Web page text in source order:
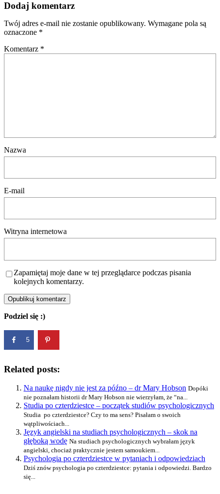
Dodaj komentarz
Twój adres e-mail nie zostanie opublikowany. Wymagane pola są
oznaczone *
Komentarz *
Nazwa
E-mail
Witryna internetowa
Zapamiętaj moje dane w tej przeglądarce podczas pisania
kolejnych komentarzy.
Podziel się :)
5
Related posts:
Na naukę nigdy nie jest za późno – dr Mary Hobson Dopóki
nie poznałam historii dr Mary Hobson nie wierzyłam, że “na...
Studia po czterdziestce – początek studiów psychologicznych
Studia po czterdziestce? Czy to ma sens? Pisałam o swoich
wątpliwościach...
Język angielski na studiach psychologicznych – skok na
głęboką wodę Na studiach psychologicznych wybrałam język
angielski, chociaż praktycznie jestem samoukiem...
Psychologia po czterdziestce w pytaniach i odpowiedziach
Dziś znów psychologia po czterdziestce: pytania i odpowiedzi. Bardzo
się...